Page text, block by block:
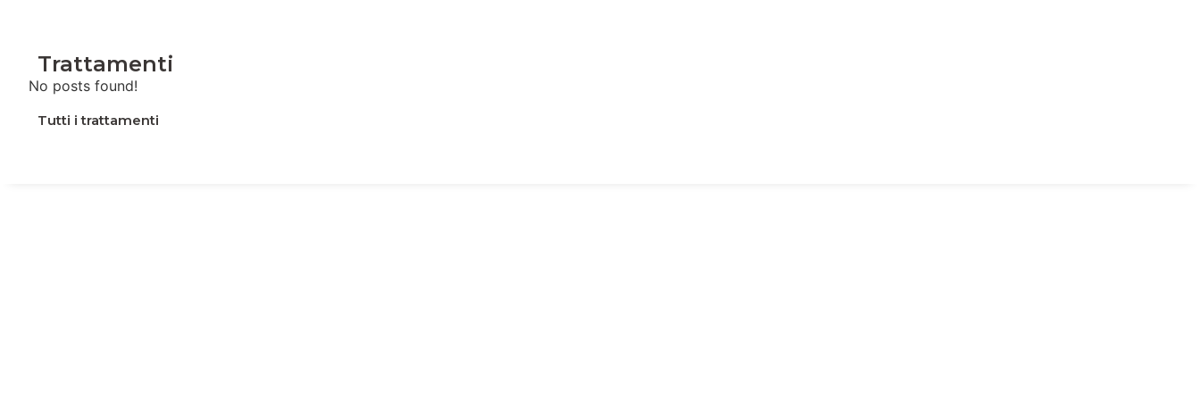
Trattamenti
No posts found!
Tutti i trattamenti